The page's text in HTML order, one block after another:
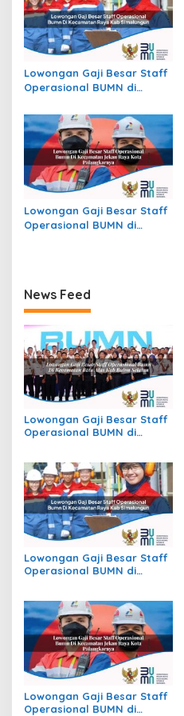
Lowongan Gaji Besar Staff
Operasional BUMN di
Simalungun
Lowongan Gaji Besar Staff
Operasional BUMN di
News Feed
Lowongan Gaji Besar Staff
Operasional BUMN di
Lowongan Gaji Besar Staff
Operasional BUMN di
Lowongan Gaji Besar Staff
Operasional BUMN di